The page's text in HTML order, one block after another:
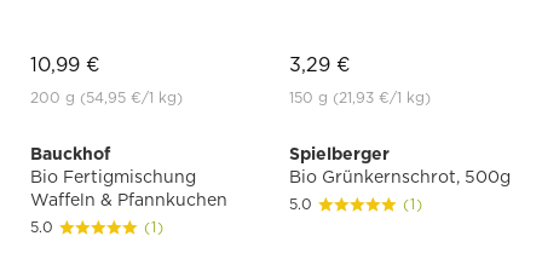
10,99 €
200 g (54,95 €/1 kg)
3,29 €
150 g (21,93 €/1 kg)
Bauckhof
Bio Fertigmischung
Waffeln & Pfannkuchen
5.0 (1)
Spielberger
Bio Grünkernschrot, 500g
5.0 (1)